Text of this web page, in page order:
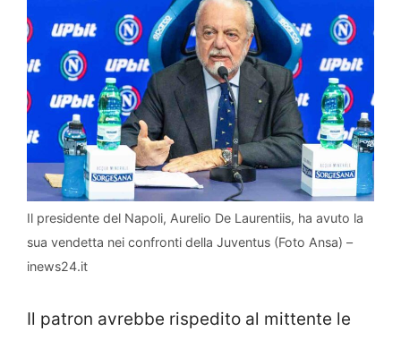
Il presidente del Napoli, Aurelio De Laurentiis, ha avuto la
sua vendetta nei confronti della Juventus (Foto Ansa) –
inews24.it
Il patron avrebbe rispedito al mittente le